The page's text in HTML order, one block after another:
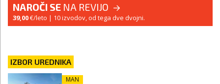
NAROČI SE NA REVIJO
39,00€/leto | 10 izvodov, od tega dve dvojni.
IZBOR UREDNIKA
MAN